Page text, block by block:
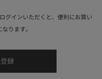
グインいただくと、便利にお買い
ります。